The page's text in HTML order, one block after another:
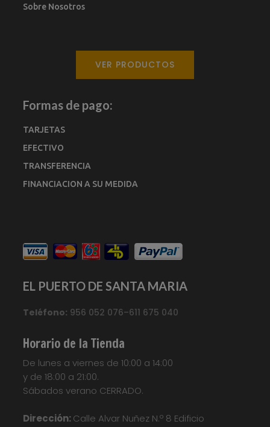
Sobre Nosotros
VER PRODUCTOS
Formas de pago:
TARJETAS
EFECTIVO
TRANSFERENCIA
FINANCIACION A SU MEDIDA
EL PUERTO DE SANTA MARIA
Teléfono: 956 052 076–611 675 040
Horario de la Tienda
De lunes a viernes de 10:00 a 14:00
y de 18:00 a 21:00.
Sábados verano CERRADO.
Dirección:Calle Alvar Nuñez N.º 8 Edificio